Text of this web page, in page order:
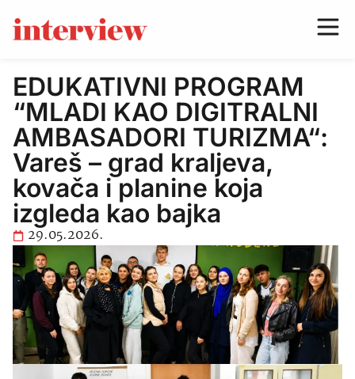
EDUKATIVNI PROGRAM
“MLADI KAO DIGITRALNI
AMBASADORI TURIZMA“:
Vareš – grad kraljeva,
kovača i planine koja
izgleda kao bajka
29.05.2026.